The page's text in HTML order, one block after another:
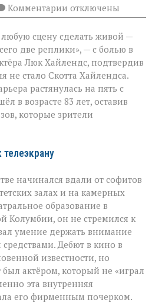
Комментарии к
записи
умел
делать
второстепенное
незабываемым»:
ушёл
Скотт
Хайлендс
отключены
сцену сделать живой —
две реплики», — с болью в
Люк Хайлендс, подтвердив
не стало Скотта Хайлендса.
растянулась на пять с
в возрасте 83 лет, оставив
которые зрители
начинался вдали от софитов
залах и на камерных
образование в
Колумбии, он не стремился к
умение держать внимание
Дебют в кино в
известности, но
был актёром, который не «играл
эта внутренняя
его фирменным почерком.